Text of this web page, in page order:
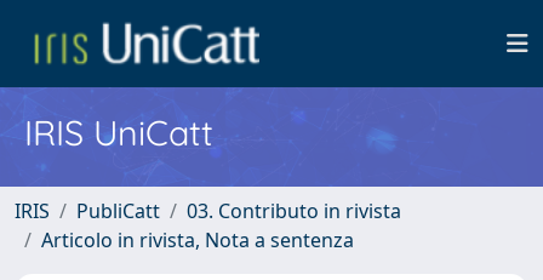
IRIS UniCatt
IRIS PubliCatt
03. Contributo in rivista
Articolo in rivista, Nota a sentenza